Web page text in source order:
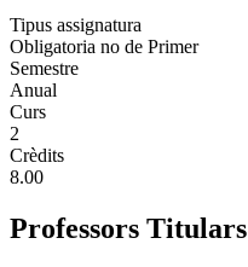
Tipus assignatura
Obligatoria no de Primer
Semestre
Anual
Curs
2
Crèdits
8.00
Professors Titulars